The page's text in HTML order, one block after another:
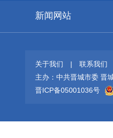
新闻网站
关于我们 | 联系我们
主办：中共晋城市委 晋
晋ICP备05001036号